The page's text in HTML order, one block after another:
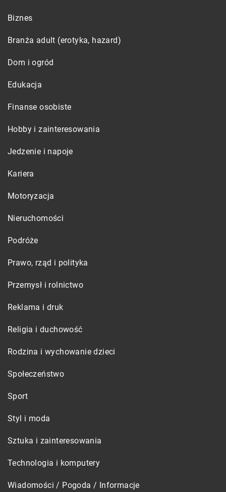
Biznes
Branża adult (erotyka, hazard)
Dom i ogród
Edukacja
Finanse osobiste
Hobby i zainteresowania
Jedzenie i napoje
Kariera
Motoryzacja
Nieruchomości
Podróże
Prawo, rząd i polityka
Przemysł i rolnictwo
Reklama i druk
Religia i duchowość
Rodzina i wychowanie dzieci
Społeczeństwo
Sport
Styl i moda
Sztuka i zainteresowania
Technologia i komputery
Wiadomości / Pogoda / Informacje